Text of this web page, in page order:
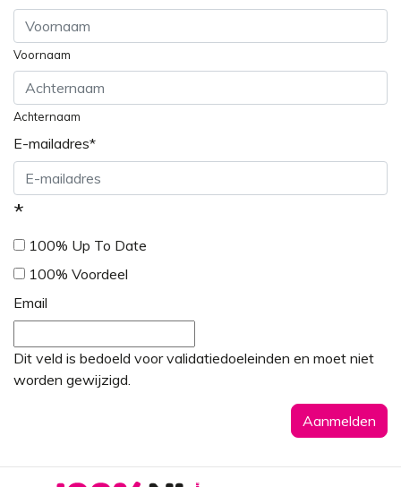
Voornaam
Achternaam
E-mailadres*
*
100% Up To Date
100% Voordeel
Email
Dit veld is bedoeld voor validatiedoeleinden en moet niet
worden gewijzigd.